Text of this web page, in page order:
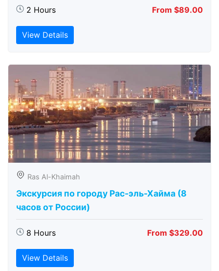
2 Hours From $89.00
View Details
Ras Al-Khaimah
Экскурсия по городу Рас-эль-Хайма (8
часов от России)
8 Hours From $329.00
View Details